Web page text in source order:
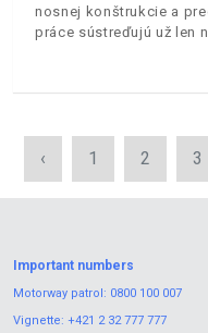
nosnej konštrukcie a
práce sústreďujú už len
‹ 1 2 3
Important numbers
Motorway patrol: 0800 100 007
Vignette: +421 2 32 777 777